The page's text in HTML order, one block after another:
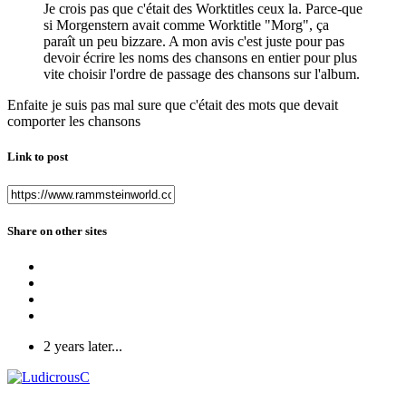
Je crois pas que c'était des Worktitles ceux la. Parce-que
si Morgenstern avait comme Worktitle "Morg", ça
paraît un peu bizzare. A mon avis c'est juste pour pas
devoir écrire les noms des chansons en entier pour plus
vite choisir l'ordre de passage des chansons sur l'album.
Enfaite je suis pas mal sure que c'était des mots que devait
comporter les chansons
Link to post
Share on other sites
2 years later...